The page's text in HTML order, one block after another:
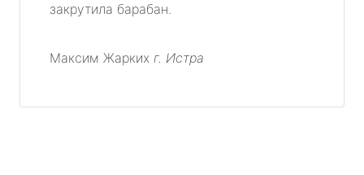
закрутила барабан.
Максим Жарких г. Истра